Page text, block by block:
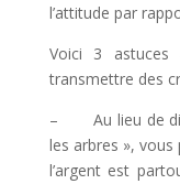
l’attitude par
Voici 3
transmettre des
– Au lieu de
les arbres »,
l’argent est